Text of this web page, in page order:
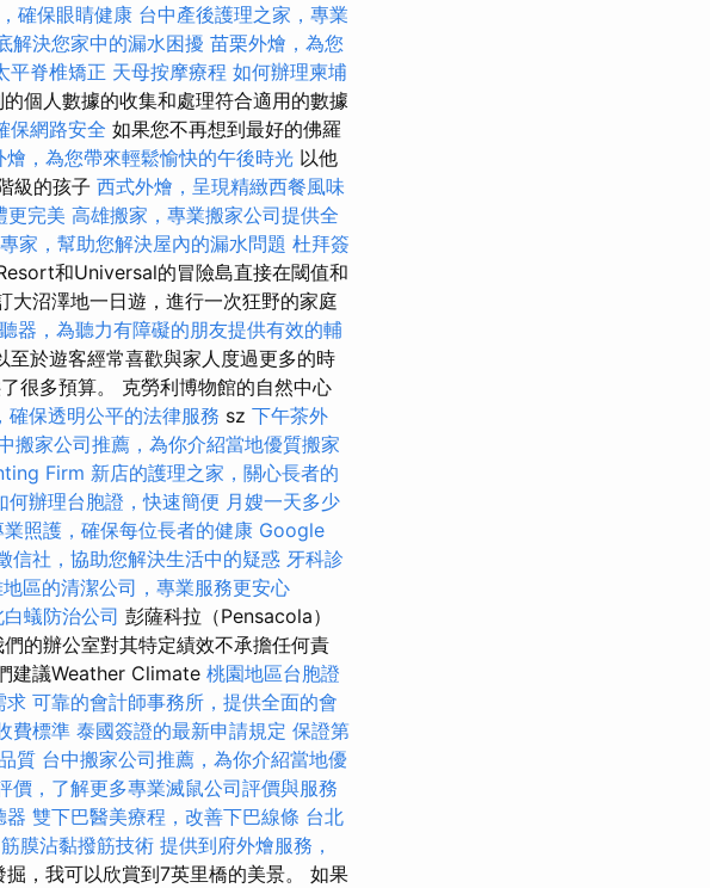
確保眼睛健康 台中產後護理之家，專業
解決您家中的漏水困擾 苗栗外燴，為您
平脊椎矯正 天母按摩療程 如何辦理柬埔
個人數據的收集和處理符合適用的數據
保網路安全 如果您不再想到最好的佛羅
燴，為您帶來輕鬆愉快的午後時光 以他
級的孩子 西式外燴，呈現精緻西餐風味
更完美 高雄搬家，專業搬家公司提供全
家，幫助您解決屋內的漏水問題 杜拜簽
和Universal的冒險島直接在閾值和
大沼澤地一日遊，進行一次狂野的家庭
器，為聽力有障礙的朋友提供有效的輔
於遊客經常喜歡與家人度過更多的時
很多預算。 克勞利博物館的自然中心
確保透明公平的法律服務 sz 下午茶外
搬家公司推薦，為你介紹當地優質搬家
Firm 新店的護理之家，關心長者的
何辦理台胞證，快速簡便 月嫂一天多少
照護，確保每位長者的健康 Google
信社，協助您解決生活中的疑惑 牙科診
區的清潔公司，專業服務更安心
蟻防治公司 彭薩科拉（Pensacola）
的辦公室對其特定績效不承擔任何責
建議Weather Climate 桃園地區台胞證
求 可靠的會計師事務所，提供全面的會
費標準 泰國簽證的最新申請規定 保證第
質 台中搬家公司推薦，為你介紹當地優
價，了解更多專業滅鼠公司評價與服務
器 雙下巴醫美療程，改善下巴線條 台北
筋膜沾黏撥筋技術 提供到府外燴服務，
，我可以欣賞到7英里橋的美景。 如果